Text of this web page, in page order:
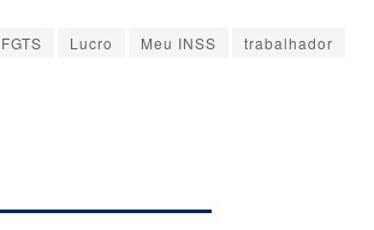
FGTS Lucro Meu INSS trabalhador